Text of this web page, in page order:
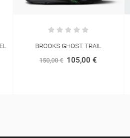
BROOKS GHOST TRAIL
150,00 € 105,00 €